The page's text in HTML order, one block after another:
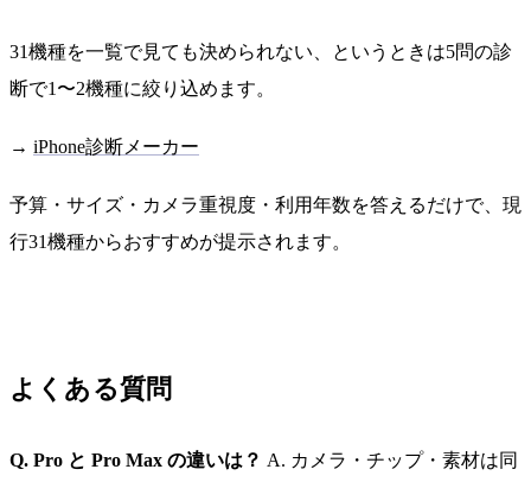
31機種を一覧で見ても決められない、というときは5問の診
断で1〜2機種に絞り込めます。
→ iPhone診断メーカー
予算・サイズ・カメラ重視度・利用年数を答えるだけで、現
行31機種からおすすめが提示されます。
よくある質問
Q. Pro と Pro Max の違いは？ A. カメラ・チップ・素材は同